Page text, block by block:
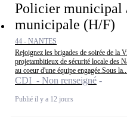
Policier municipal
municipale (H/F)
44 - NANTES
Rejoignez les brigades de soirée de la
projetambitieux de sécurité locale des
au coeur d'une équipe engagée.Sous la...
CDI - Non renseigné
Publié il y a 12 jours